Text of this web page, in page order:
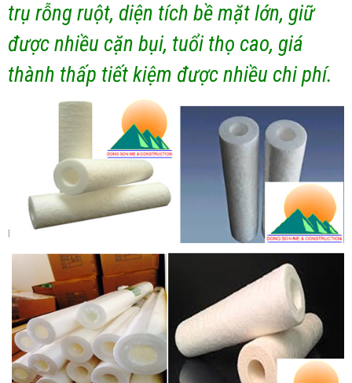
trụ rỗng ruột, diện tích bề mặt lớn, giữ
được nhiều cặn bụi, tuổi thọ cao, giá
thành thấp tiết kiệm được nhiều chi phí.